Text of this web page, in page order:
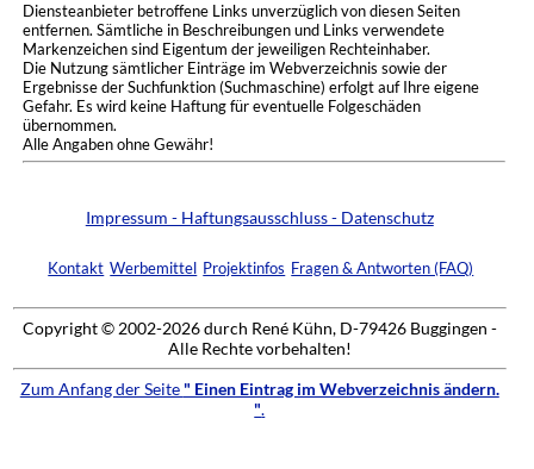
Diensteanbieter betroffene Links unverzüglich von diesen Seiten
entfernen. Sämtliche in Beschreibungen und Links verwendete
Markenzeichen sind Eigentum der jeweiligen Rechteinhaber.
Die Nutzung sämtlicher Einträge im Webverzeichnis sowie der
Ergebnisse der Suchfunktion (Suchmaschine) erfolgt auf Ihre eigene
Gefahr. Es wird keine Haftung für eventuelle Folgeschäden
übernommen.
Alle Angaben ohne Gewähr!
Impressum - Haftungsausschluss - Datenschutz
Kontakt Werbemittel Projektinfos Fragen & Antworten (FAQ)
Copyright © 2002-2026 durch René Kühn, D-79426 Buggingen -
Alle Rechte vorbehalten!
Zum Anfang der Seite " Einen Eintrag im Webverzeichnis ändern.
".